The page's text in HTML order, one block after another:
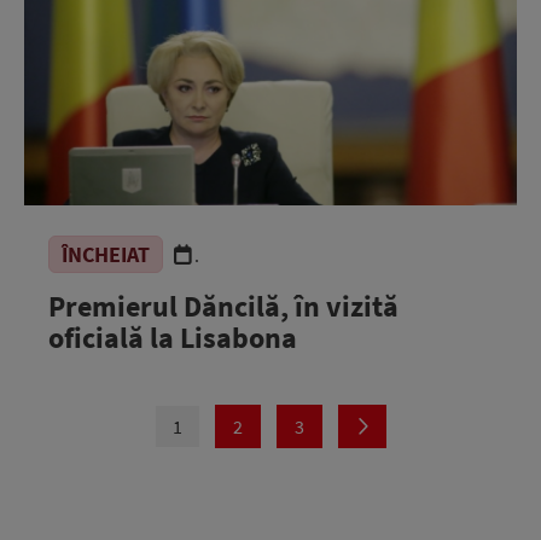
ÎNCHEIAT .
Premierul Dăncilă, în vizită
oficială la Lisabona
1 2 3